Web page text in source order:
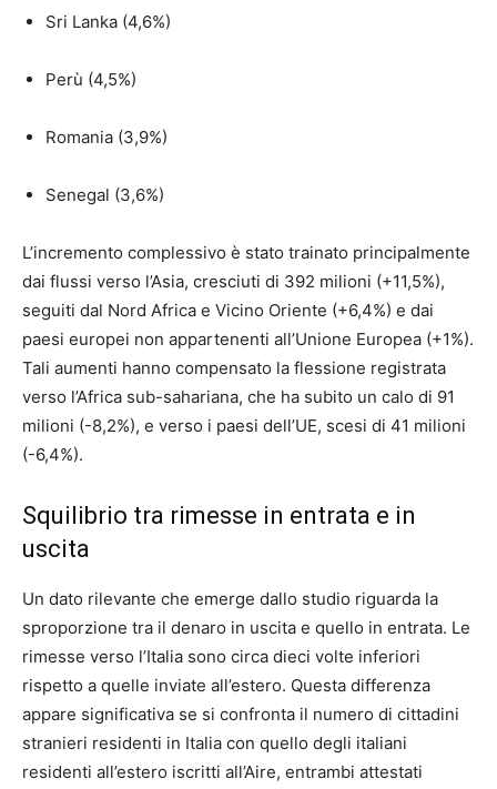
Sri Lanka (4,6%)
Perù (4,5%)
Romania (3,9%)
Senegal (3,6%)
L’incremento complessivo è stato trainato principalmente
dai flussi verso l’Asia, cresciuti di 392 milioni (+11,5%),
seguiti dal Nord Africa e Vicino Oriente (+6,4%) e dai
paesi europei non appartenenti all’Unione Europea (+1%).
Tali aumenti hanno compensato la flessione registrata
verso l’Africa sub-sahariana, che ha subito un calo di 91
milioni (-8,2%), e verso i paesi dell’UE, scesi di 41 milioni
(-6,4%).
Squilibrio tra rimesse in entrata e in
uscita
Un dato rilevante che emerge dallo studio riguarda la
sproporzione tra il denaro in uscita e quello in entrata. Le
rimesse verso l’Italia sono circa dieci volte inferiori
rispetto a quelle inviate all’estero. Questa differenza
appare significativa se si confronta il numero di cittadini
stranieri residenti in Italia con quello degli italiani
residenti all’estero iscritti all’Aire, entrambi attestati